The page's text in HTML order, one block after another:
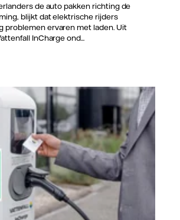
de auto pakken richting de
blijkt dat elektrische rijders
problemen ervaren met laden. Uit
InCharge ond...
Lousberg